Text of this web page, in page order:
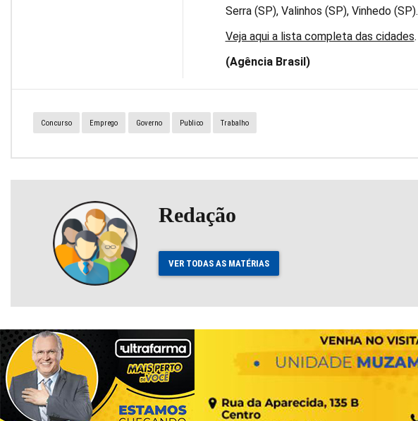
Serra (SP), Valinhos (SP), Vinhedo (SP).
Veja aqui a lista completa das cidades.
(Agência Brasil)
Concurso Emprego Governo Publico Trabalho
Redação
VER TODAS AS MATÉRIAS